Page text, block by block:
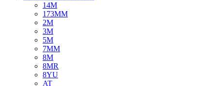
14M
173MM
2M
3M
5M
7MM
8M
8MR
8YU
AT